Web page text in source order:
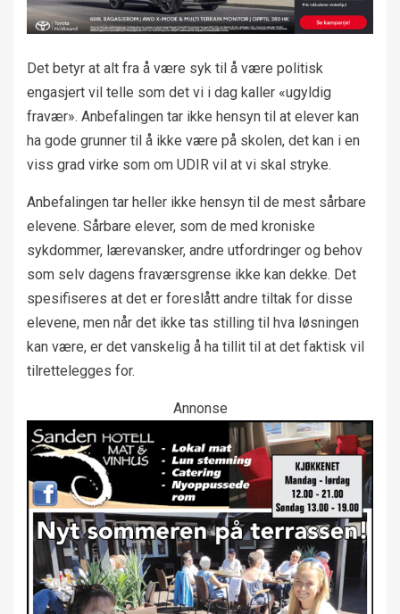
Det betyr at alt fra å være syk til å være politisk
engasjert vil telle som det vi i dag kaller «ugyldig
fravær». Anbefalingen tar ikke hensyn til at elever kan
ha gode grunner til å ikke være på skolen, det kan i en
viss grad virke som om UDIR vil at vi skal stryke.
Anbefalingen tar heller ikke hensyn til de mest sårbare
elevene. Sårbare elever, som de med kroniske
sykdommer, lærevansker, andre utfordringer og behov
som selv dagens fraværsgrense ikke kan dekke. Det
spesifiseres at det er foreslått andre tiltak for disse
elevene, men når det ikke tas stilling til hva løsningen
kan være, er det vanskelig å ha tillit til at det faktisk vil
tilrettelegges for.
Annonse